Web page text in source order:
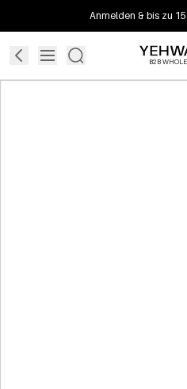
Anmelden & bis zu
B2B